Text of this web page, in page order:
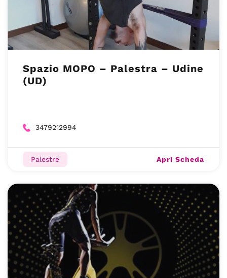
Spazio MOPO – Palestra – Udine
(UD)
3479212994
Palestre Apri Scheda